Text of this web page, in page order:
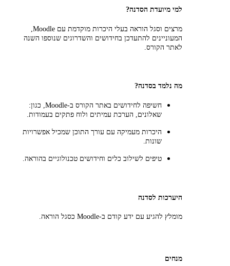
למי מיועדת הסדנה?
המעוניינים להתעדכן בחידושים והשדרוגים שנוספו השנה
לאתר הקורס.
מה נלמד בסדנה?
חשיפה לחידושים באתר הקורס ב-Moodle, כגון:
שאלונים, הערכת עמיתים ולוח פתקים בעמודות.
היכרות מעמיקה עם עורך התוכן שמכיל אפשרויות
שונות.
טיפים לשילוב כלים וחידושים טכנולוגיים בהוראה.
היערכות לסדנה
מומלץ להגיע עם ידע קודם ב-Moodle כסגל הוראה.
מנחים